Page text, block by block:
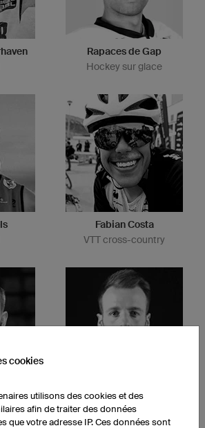
Rapaces de Gap
Hockey sur glace
Fabian Costa
VTT cross-country
Niners Chemnitz
Basketball
cookies
utilisons des cookies et des
afin de traiter des données
que votre adresse IP. Ces données sont